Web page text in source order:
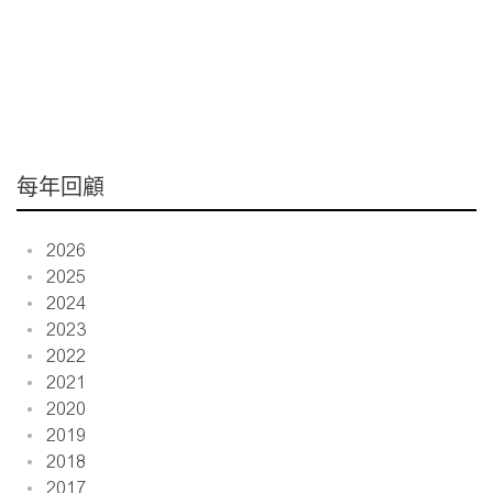
每年回顧
2026
2025
2024
2023
2022
2021
2020
2019
2018
2017